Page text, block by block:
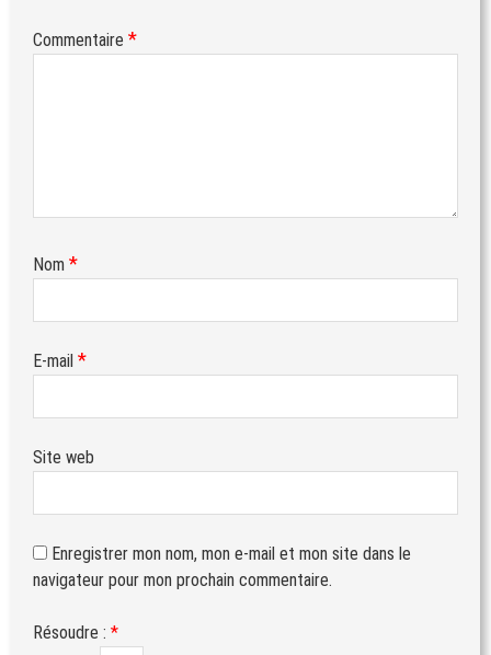
Commentaire *
Nom *
E-mail *
Site web
Enregistrer mon nom, mon e-mail et mon site dans le
navigateur pour mon prochain commentaire.
Résoudre : *